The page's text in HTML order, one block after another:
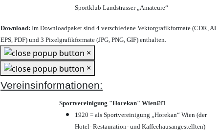
Sportklub Landstrasser „Amateure“
Download: Im Downloadpaket sind 4 verschiedene Vektorgrafikformate (CDR, AI
EPS, PDF) und 3 Pixelgrafikformate (JPG, PNG, GIF) enthalten.
×
×
Vereinsinformationen:
Sportvereinigung "Horekan" Wienen
1920 = als Sportvereinigung „Horekan“ Wien (der
Hotel- Restauration- und Kaffeehausangestellten)